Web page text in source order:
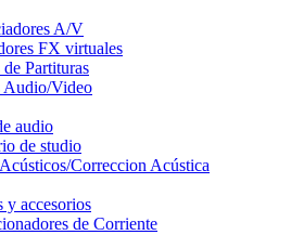
A/V
FX virtuales
Partituras
Audio/Video
audio
de studio
Correccion Acústica
y accesorios
de Corriente